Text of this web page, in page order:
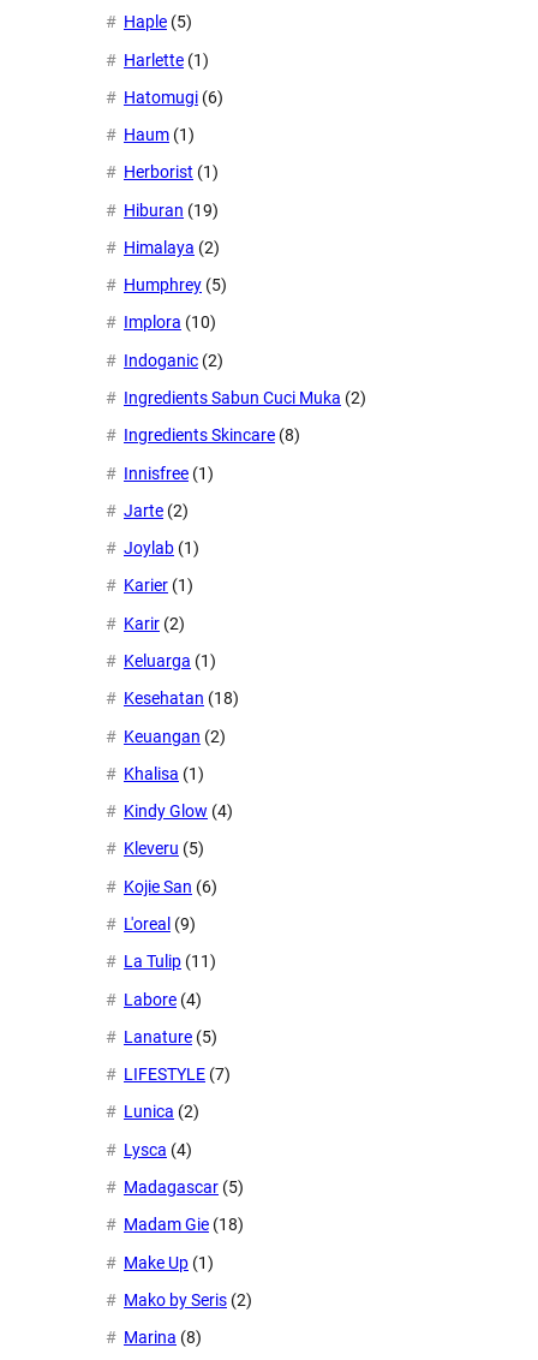
Haple (5)
Harlette (1)
Hatomugi (6)
Haum (1)
Herborist (1)
Hiburan (19)
Himalaya (2)
Humphrey (5)
Implora (10)
Indoganic (2)
Ingredients Sabun Cuci Muka (2)
Ingredients Skincare (8)
Innisfree (1)
Jarte (2)
Joylab (1)
Karier (1)
Karir (2)
Keluarga (1)
Kesehatan (18)
Keuangan (2)
Khalisa (1)
Kindy Glow (4)
Kleveru (5)
Kojie San (6)
L'oreal (9)
La Tulip (11)
Labore (4)
Lanature (5)
LIFESTYLE (7)
Lunica (2)
Lysca (4)
Madagascar (5)
Madam Gie (18)
Make Up (1)
Mako by Seris (2)
Marina (8)